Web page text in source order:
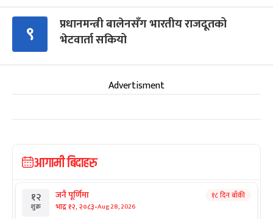
९
प्रधानमन्त्री बालेनसँग भारतीय राजदूतको
भेटवार्ता सकियो
Advertisment
आगामी बिदाहरु
१२
शुक्र
जनै पूर्णिमा
भाद्र १२, २०८३-Aug 28, 2026
१८ दिन बाँकी